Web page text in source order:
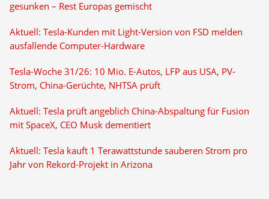
gesunken – Rest Europas gemischt
Aktuell: Tesla-Kunden mit Light-Version von FSD melden
ausfallende Computer-Hardware
Tesla-Woche 31/26: 10 Mio. E-Autos, LFP aus USA, PV-
Strom, China-Gerüchte, NHTSA prüft
Aktuell: Tesla prüft angeblich China-Abspaltung für Fusion
mit SpaceX, CEO Musk dementiert
Aktuell: Tesla kauft 1 Terawattstunde sauberen Strom pro
Jahr von Rekord-Projekt in Arizona